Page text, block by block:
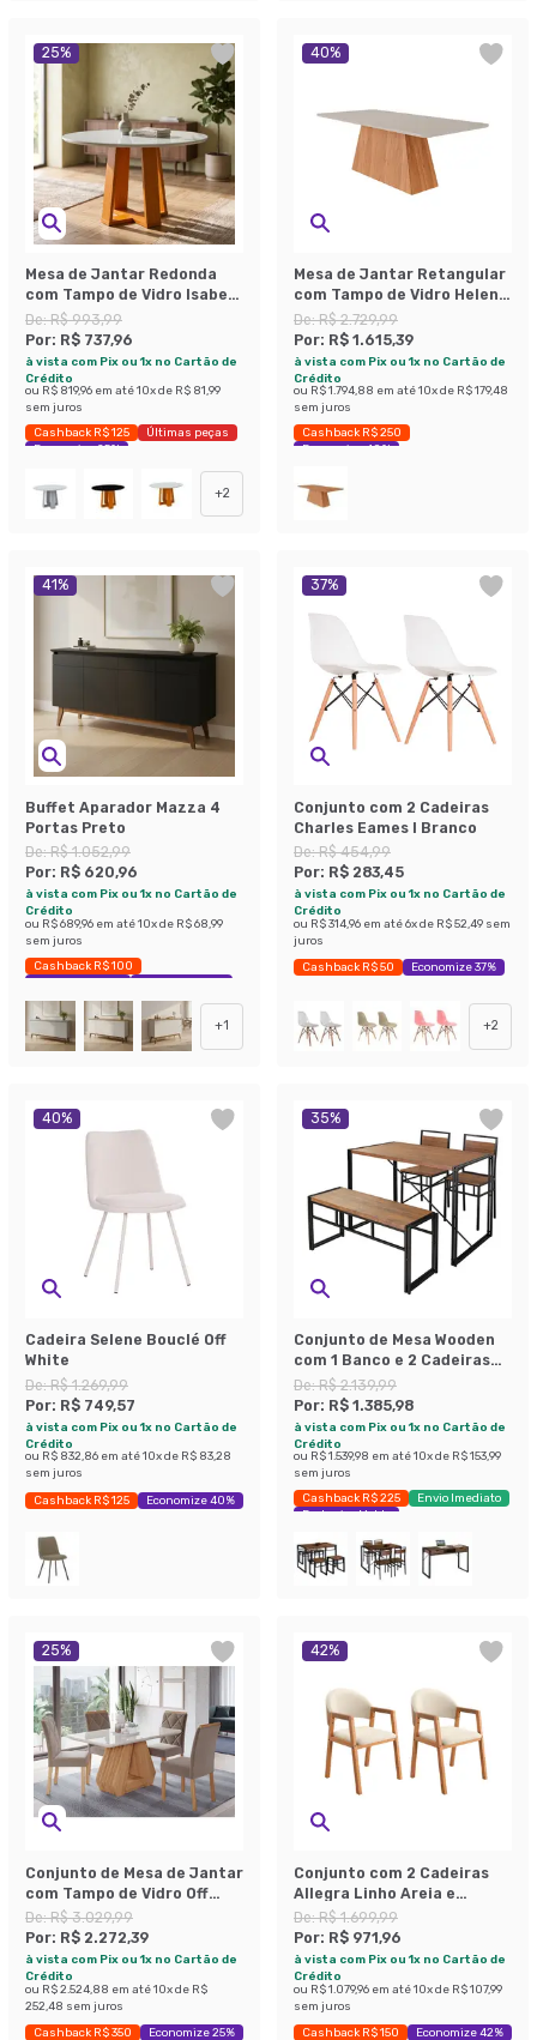
25%
Mesa de Jantar Redonda
com Tampo de Vidro Isabela
Ipê e Off White 100 cm
De:R$ 993,99
Por: R$ 737,96
à vista com Pix ou 1x no Cartão de
Crédito
ou R$ 819,96 em até10x de R$ 81,99
sem juros
Cashback R$ 125
Últimas peças
Economize 25%
+2
40%
Mesa de Jantar Retangular
com Tampo de Vidro Helena
Off White Cinamomo 210 cm
De:R$ 2.729,99
Por: R$ 1.615,39
à vista com Pix ou 1x no Cartão de
Crédito
ou R$ 1.794,88 em até10x de R$ 179,48
sem juros
Cashback R$ 250
Economize 40%
41%
Buffet Aparador Mazza 4
Portas Preto
De:R$ 1.052,99
Por: R$ 620,96
à vista com Pix ou 1x no Cartão de
Crédito
ou R$ 689,96 em até10x de R$ 68,99
sem juros
Cashback R$ 100
Exclusivo Mobly
Economize 41%
+1
37%
Conjunto com 2 Cadeiras
Charles Eames I Branco
De:R$ 454,99
Por: R$ 283,45
à vista com Pix ou 1x no Cartão de
Crédito
ou R$ 314,96 em até6x de R$ 52,49 sem
juros
Cashback R$ 50 Economize 37%
+2
40%
Cadeira Selene Bouclé Off
White
De:R$ 1.269,99
Por: R$ 749,57
à vista com Pix ou 1x no Cartão de
Crédito
ou R$ 832,86 em até10x de R$ 83,28
sem juros
Cashback R$ 125 Economize 40%
35%
Conjunto de Mesa Wooden
com 1 Banco e 2 Cadeiras
Preto e Amêndoa
De:R$ 2.139,99
Por: R$ 1.385,98
à vista com Pix ou 1x no Cartão de
Crédito
ou R$ 1.539,98 em até10x de R$ 153,99
sem juros
Cashback R$ 225
Envio Imediato
Exclusivo Mobly
25%
Conjunto de Mesa de Jantar
com Tampo de Vidro Off
White Agata e 4 Cadeiras
Fernanda Suede Joli e
Nature
De:R$ 3.029,99
Por: R$ 2.272,39
à vista com Pix ou 1x no Cartão de
Crédito
ou R$ 2.524,88 em até10x de R$
252,48 sem juros
Cashback R$ 350 Economize 25%
42%
Conjunto com 2 Cadeiras
Allegra Linho Areia e
Madeira
De:R$ 1.699,99
Por: R$ 971,96
à vista com Pix ou 1x no Cartão de
Crédito
ou R$ 1.079,96 em até10x de R$ 107,99
sem juros
Cashback R$ 150 Economize 42%